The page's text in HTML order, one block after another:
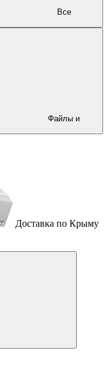
Доставка по Крыму